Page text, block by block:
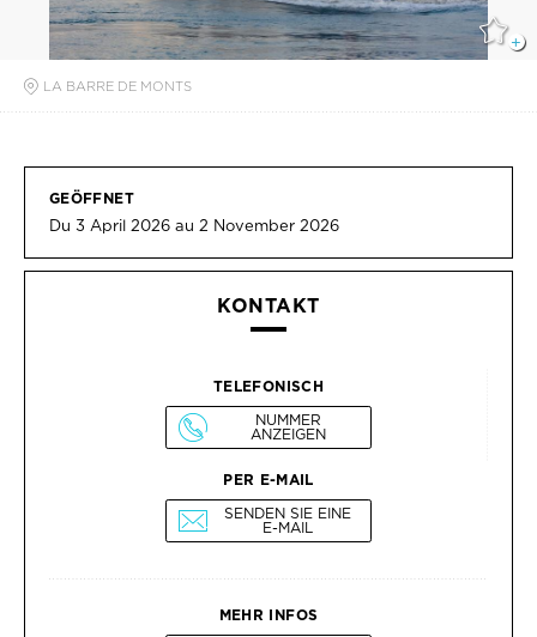
LA BARRE DE MONTS
GEÖFFNET
Du 3 April 2026 au 2 November 2026
KONTAKT
TELEFONISCH
NUMMER
ANZEIGEN
PER E-MAIL
SENDEN SIE EINE
E-MAIL
MEHR INFOS